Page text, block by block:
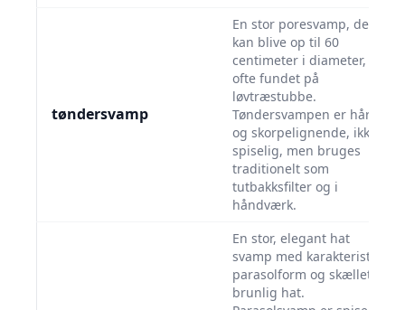
tøndersvamp
En stor poresvamp, der
kan blive op til 60
centimeter i diameter,
ofte fundet på
løvtræstubbe.
Tøndersvampen er hård
og skorpelignende, ikke
spiselig, men bruges
traditionelt som
tutbakksfilter og i
håndværk.
En stor, elegant hat
svamp med karakteristisk
parasolform og skællet,
brunlig hat.